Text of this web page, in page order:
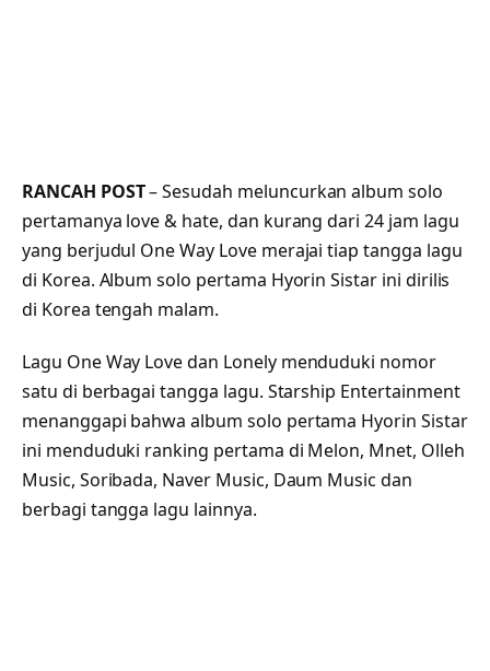
RANCAH POST– Sesudah meluncurkan album solo
pertamanya love & hate, dan kurang dari 24 jam lagu
yang berjudul One Way Love merajai tiap tangga lagu
di Korea. Album solo pertama Hyorin Sistar ini dirilis
di Korea tengah malam.
Lagu One Way Love dan Lonely menduduki nomor
satu di berbagai tangga lagu. Starship Entertainment
menanggapi bahwa album solo pertama Hyorin Sistar
ini menduduki ranking pertama di Melon, Mnet, Olleh
Music, Soribada, Naver Music, Daum Music dan
berbagi tangga lagu lainnya.